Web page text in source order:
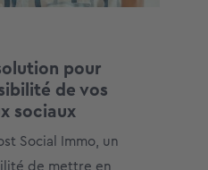
pour
de vos
sociaux
Social Immo, un
de mettre en